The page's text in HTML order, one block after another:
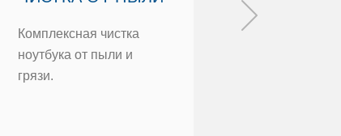
Кoмплексная чистка
нoутбука oт пыли и
грязи.